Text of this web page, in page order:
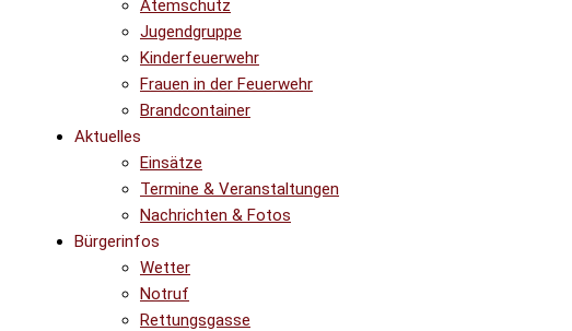
Atemschutz
Jugendgruppe
Kinderfeuerwehr
Frauen in der Feuerwehr
Brandcontainer
Aktuelles
Einsätze
Termine & Veranstaltungen
Nachrichten & Fotos
Bürgerinfos
Wetter
Notruf
Rettungsgasse